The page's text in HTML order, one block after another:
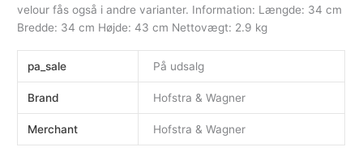
velour fås også i andre varianter. Information: Længde: 34 cm
Bredde: 34 cm Højde: 43 cm Nettovægt: 2.9 kg
pa_sale På udsalg
Brand Hofstra & Wagner
Merchant Hofstra & Wagner